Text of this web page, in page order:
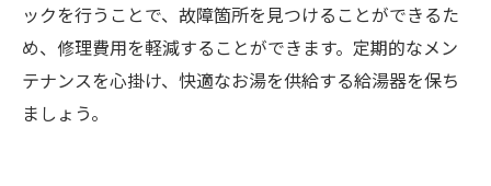
ックを行うことで、故障箇所を見つけることができるた
め、修理費用を軽減することができます。定期的なメン
テナンスを心掛け、快適なお湯を供給する給湯器を保ち
ましょう。